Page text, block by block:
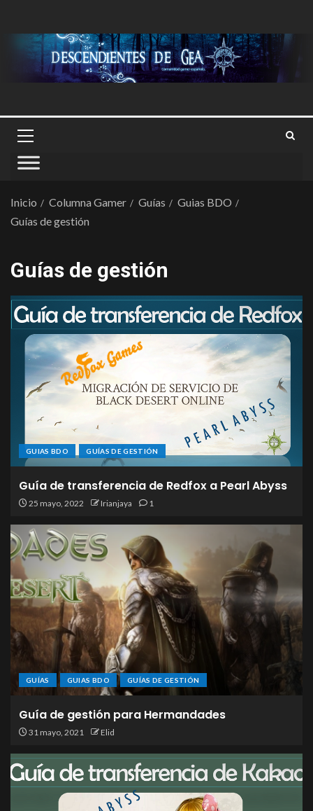
Inicio Columna Gamer Guías
Guias BDO
Guías de gestión
Guías de gestión
GUIAS BDO GUÍAS DE GESTIÓN
Guía de transferencia de Redfox a Pearl Abyss
25 mayo, 2022 Irianjaya 1
GUÍAS GUIAS BDO GUÍAS DE GESTIÓN
Guía de gestión para Hermandades
31 mayo, 2021 Elid